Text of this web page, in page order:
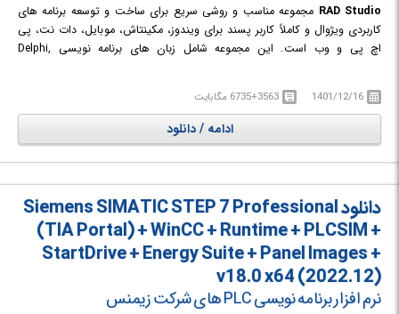
RAD Studio مجموعه مناسب و روشی سریع برای ساخت و توسعه برنامه های
کاربردی ویژوال و کاملاً کاربر پسند برای ویندوز، مکینتاش، موبایل، دات نت، پی
اچ پی و وب است. این مجموعه شامل زبان های برنامه نویسی Delphi,
برای برنامه نویسی را با حفظ سادگی، فراهم می کند تا برنامه نویسان با صرفه
جویی در وقت خود، قادر به ساخت برنامه هایی قدرتمند تحت پلتفرم های
بیتی) باشند. RAD Studio یکی از محصولات شرکت Embarcader است.
1401/12/16 6735+3563 مگابایت
ادامه / دانلود
دانلود Siemens SIMATIC STEP 7 Professional
(TIA Portal) + WinCC + Runtime + PLCSIM +
StartDrive + Energy Suite + Panel Images +
v18.0 x64 (2022.12)
نرم افزار برنامه نویسی PLC های شرکت زیمنس